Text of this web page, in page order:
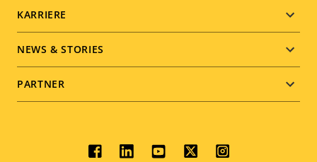
KARRIERE
NEWS & STORIES
PARTNER